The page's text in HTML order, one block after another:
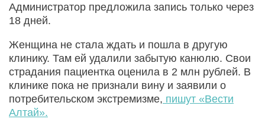
Администратор предложила запись только через
18 дней.
Женщина не стала ждать и пошла в другую
клинику. Там ей удалили забытую канюлю. Свои
страдания пациентка оценила в 2 млн рублей. В
клинике пока не признали вину и заявили о
потребительском экстремизме, пишут «Вести
Алтай».